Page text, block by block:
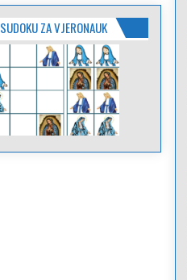
SUDOKU ZA VJERONAUK